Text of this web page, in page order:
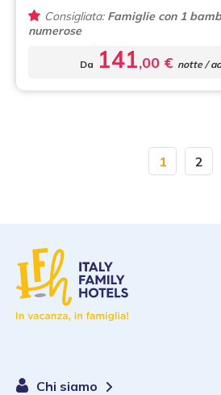
Consigliata:Famiglie con 1
numerose
Da 141,00 € notte /
1 2
Chi siamo